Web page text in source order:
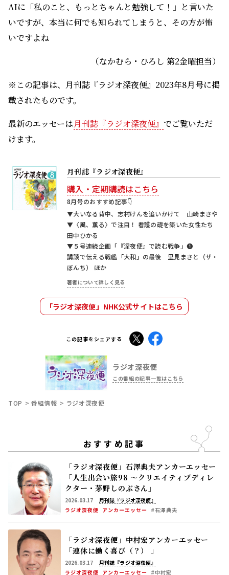
AIに「私のこと、もっとちゃんと勉強して！」と言いた
いですが、本当に何でも知られてしまうと、その方が怖
いですよね
（なかむら・ひろし 第2金曜担当）
※この記事は、月刊誌『ラジオ深夜便』2023年8月号に掲
載されたものです。
最新のエッセーは月刊誌『ラジオ深夜便』 でご覧いただ
けます。
月刊誌『ラジオ深夜便』
購入・定期購読はこちら
8月号のおすすめ記事👇
▼大いなる背中、志村けんを追いかけて 山崎まさや
▼〈風、薫る〉で注目！ 看護の礎を築いた女性たち
田中ひかる
▼５号連続企画「『深夜便』で読む戦争」❶
講談で伝える戦艦「大和」の最後 里見まさと（ザ・
ぼんち） ほか
著者について詳しく見る
「ラジオ深夜便」NHK公式サイトはこちら
この記事をシェアする X Facebook
ラジオ深夜便
この番組の記事一覧はこちら
TOP 番組情報 ラジオ深夜便
おすすめ記事
「ラジオ深夜便」石澤典夫アンカーエッセー
「人生出会い旅98 ～クリエイティブディレ
クター・茅野しのぶさん」
2026.03.17
月刊誌『ラジオ深夜便』
ラジオ深夜便 アンカーエッセー #石澤典夫
「ラジオ深夜便」中村宏アンカーエッセー
「連休に働く喜び（？） 」
2026.03.17
月刊誌『ラジオ深夜便』
ラジオ深夜便 アンカーエッセー #中村宏